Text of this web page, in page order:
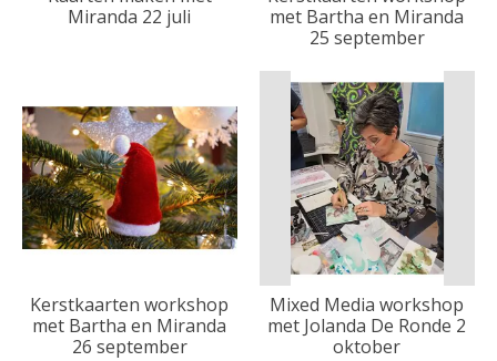
Miranda 22 juli
met Bartha en Miranda
25 september
Kerstkaarten workshop
met Bartha en Miranda
26 september
Mixed Media workshop
met Jolanda De Ronde 2
oktober